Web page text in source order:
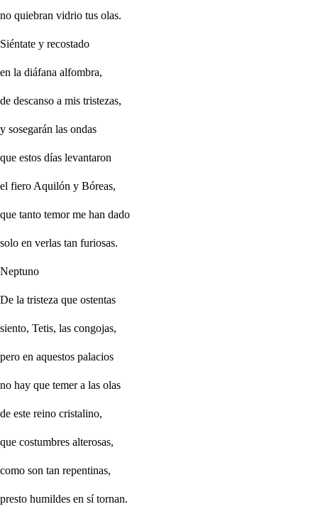
no quiebran vidrio tus olas.
Siéntate y recostado
en la diáfana alfombra,
de descanso a mis tristezas,
y sosegarán las ondas
que estos días levantaron
el fiero Aquilón y Bóreas,
que tanto temor me han dado
solo en verlas tan furiosas.
Neptuno
De la tristeza que ostentas
siento, Tetis, las congojas,
pero en aquestos palacios
no hay que temer a las olas
de este reino cristalino,
que costumbres alterosas,
como son tan repentinas,
presto humildes en sí tornan.